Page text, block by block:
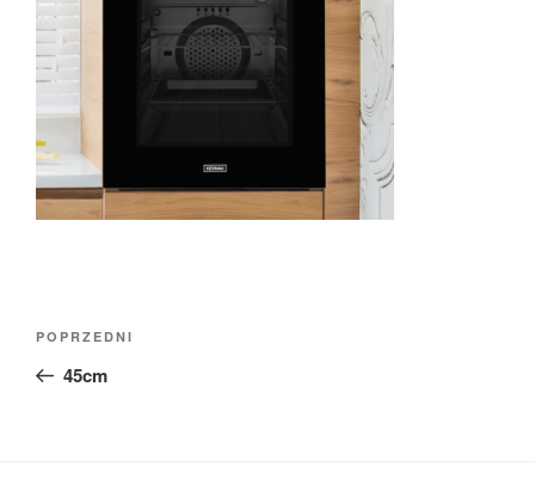
Nawigacja
Poprzedni
wpis
POPRZEDNI
45cm